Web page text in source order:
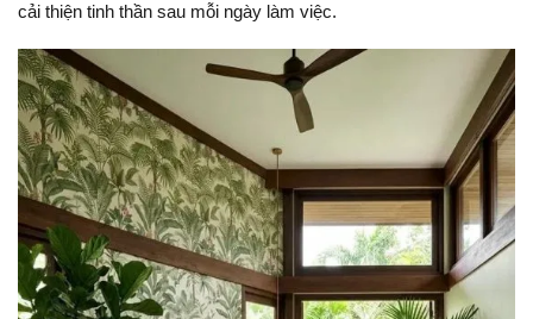
cải thiện tinh thần sau mỗi ngày làm việc.